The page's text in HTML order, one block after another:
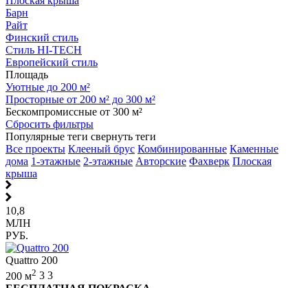
Барн
Райт
Финский стиль
Стиль HI-TECH
Европейский стиль
Площадь
Уютные до 200 м²
Просторные от 200 м² до 300 м²
Бескомпромиссные от 300 м²
Сбросить фильтры
Популярные теги свернуть теги
Все проекты Клееный брус Комбинированные Каменные
дома 1-этажные 2-этажные Авторские Фахверк Плоская
крыша
10,8
МЛН
РУБ.
Quattro 200
200 м2 3 3